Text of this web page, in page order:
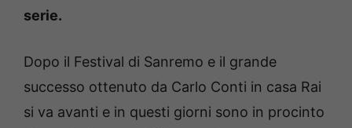
serie.
Dopo il Festival di Sanremo e il grande
successo ottenuto da Carlo Conti in casa Rai
si va avanti e in questi giorni sono in procinto